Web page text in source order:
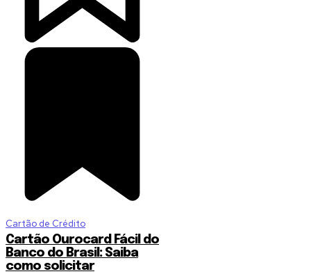
Cartão de Crédito
Cartão Ourocard Fácil do
Banco do Brasil: Saiba
como solicitar